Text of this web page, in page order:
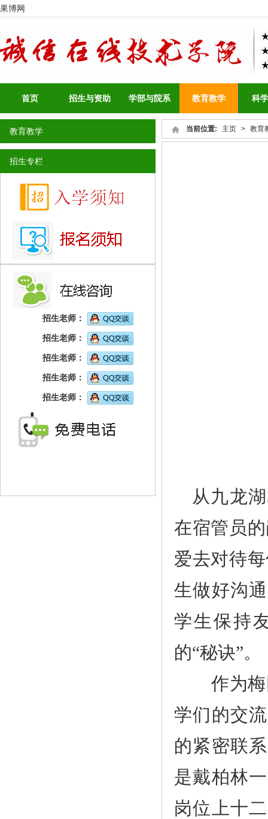
果博网
首页 招生与资助 学部与院系 教育教学 科
教育教学
招生专栏
招生老师：
招生老师：
招生老师：
招生老师：
招生老师：
当前位置: 主页 > 教育
从九龙
在宿管员
爱去对待
生做好沟
学生保持
的“秘诀”。
作为梅
学们的交
的紧密联
是戴柏林
岗位上十